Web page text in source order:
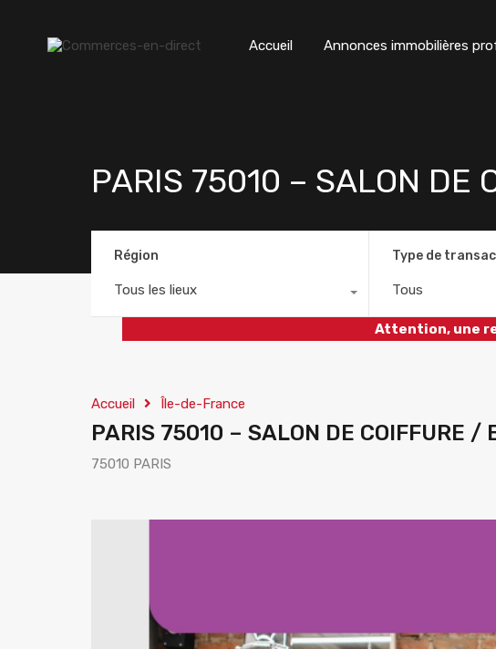
Accueil Annonces immobilières
PARIS 75010 – SALON DE
Région
Tous les lieux
Type de
Tous
Attention, une
Accueil Île-de-France
PARIS 75010 – SALON DE COIFFURE /
75010 PARIS